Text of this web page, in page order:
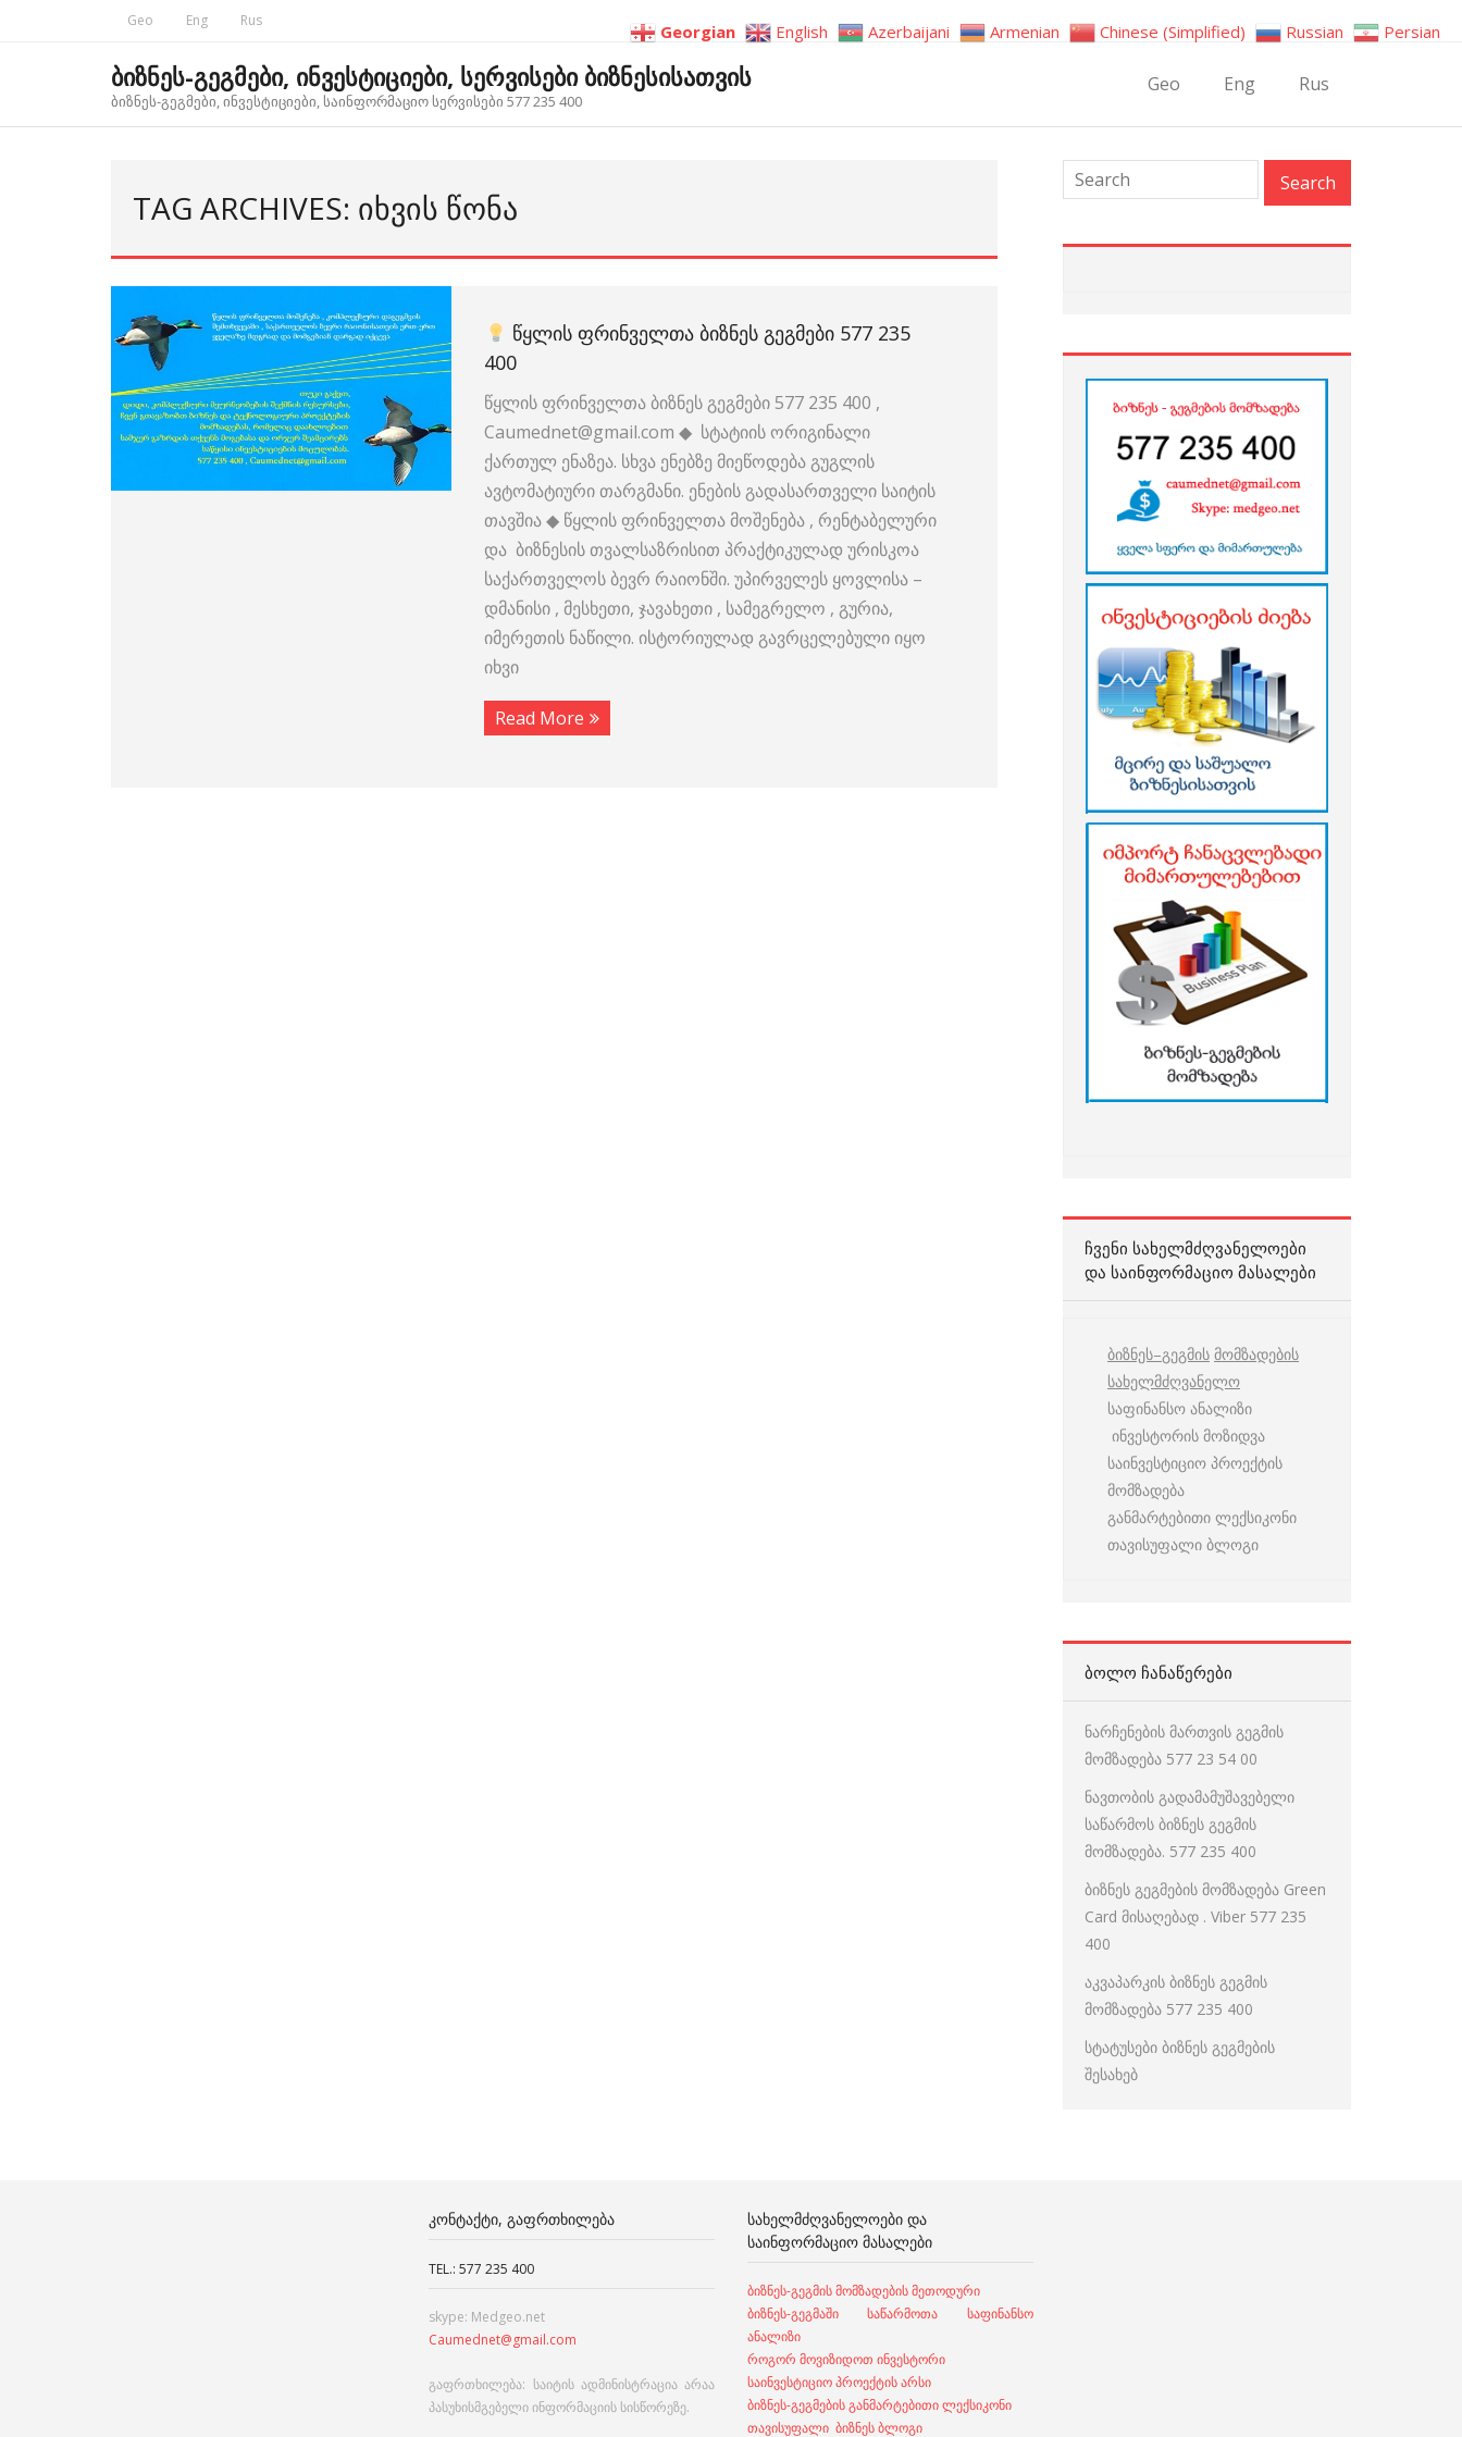
Geo Eng Rus
ბიზნეს-გეგმები, ინვესტიციები, სერვისები ბიზნესისათვის
ბიზნეს-გეგმები, ინვესტიციები, საინფორმაციო სერვისები 577 235 400
Geo Eng Rus
TAG ARCHIVES: ᲘᲮᲕᲘᲡ ᲬᲝᲜᲐ
ᲬᲧᲚᲘᲡ ᲤᲠᲘᲜᲕᲔᲚᲗᲐ ᲑᲘᲖᲜᲔᲡ ᲒᲔᲒᲛᲔᲑᲘ 577 235
400
წყლის ფრინველთა ბიზნეს გეგმები 577 235 400 ,
Caumednet@gmail.com ◆ სტატიის ორიგინალი
ქართულ ენაზეა. სხვა ენებზე მიეწოდება გუგლის
ავტომატიური თარგმანი. ენების გადასართველი საიტის
თავშია ◆ წყლის ფრინველთა მოშენება , რენტაბელური
და ბიზნესის თვალსაზრისით პრაქტიკულად ურისკოა
საქართველოს ბევრ რაიონში. უპირველეს ყოვლისა –
დმანისი , მესხეთი, ჯავახეთი , სამეგრელო , გურია,
იმერეთის ნაწილი. ისტორიულად გავრცელებული იყო
იხვი
Read More
ᲩᲕᲔᲜᲘ ᲡᲐᲮᲔᲚᲛᲫᲦᲕᲐᲜᲔᲚᲝᲔᲑᲘ
ᲓᲐ ᲡᲐᲘᲜᲤᲝᲠᲛᲐᲪᲘᲝ ᲛᲐᲡᲐᲚᲔᲑᲘ
ბიზნეს–გეგმის მომზადების
სახელმძღვანელო
საფინანსო ანალიზი
ინვესტორის მოზიდვა
საინვესტიციო პროექტის
მომზადება
განმარტებითი ლექსიკონი
თავისუფალი ბლოგი
ᲑᲝᲚᲝ ᲩᲐᲜᲐᲬᲔᲠᲔᲑᲘ
ნარჩენების მართვის გეგმის
მომზადება 577 23 54 00
ნავთობის გადამამუშავებელი
საწარმოს ბიზნეს გეგმის
მომზადება. 577 235 400
ბიზნეს გეგმების მომზადება Green
Card მისაღებად . Viber 577 235
400
აკვაპარკის ბიზნეს გეგმის
მომზადება 577 235 400
სტატუსები ბიზნეს გეგმების
შესახებ
ᲙᲝᲜᲢᲐᲥᲢᲘ, ᲒᲐᲤᲠᲗᲮᲘᲚᲔᲑᲐ
TEL.: 577 235 400
skype: Medgeo.net
Caumednet@gmail.com
გაფრთხილება: საიტის ადმინისტრაცია არაა
პასუხისმგებელი ინფორმაციის სისწორეზე.
ᲡᲐᲮᲔᲚᲛᲫᲦᲕᲐᲜᲔᲚᲝᲔᲑᲘ ᲓᲐ
ᲡᲐᲘᲜᲤᲝᲠᲛᲐᲪᲘᲝ ᲛᲐᲡᲐᲚᲔᲑᲘ
ბიზნეს-გეგმის მომზადების მეთოდური
ბიზნეს-გეგმაში საწარმოთა საფინანსო
ანალიზი
როგორ მოვიზიდოთ ინვესტორი
საინვესტიციო პროექტის არსი
ბიზნეს-გეგმების განმარტებითი ლექსიკონი
თავისუფალი ბიზნეს ბლოგი
Georgian English Azerbaijani Armenian Chinese (Simplified) Russian Persian